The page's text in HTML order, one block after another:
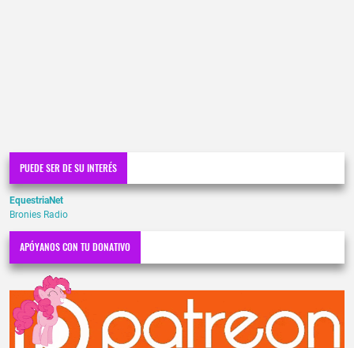
PUEDE SER DE SU INTERÉS
EquestriaNet
Bronies Radio
APÓYANOS CON TU DONATIVO